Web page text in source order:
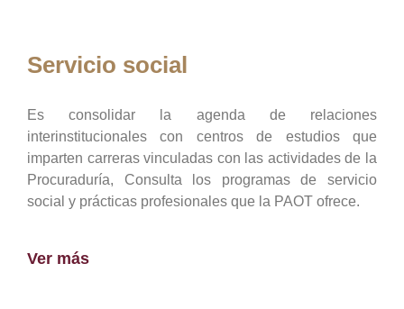
Servicio social
Es consolidar la agenda de relaciones
interinstitucionales con centros de estudios que
imparten carreras vinculadas con las actividades de la
Procuraduría, Consulta los programas de servicio
social y prácticas profesionales que la PAOT ofrece.
Ver más